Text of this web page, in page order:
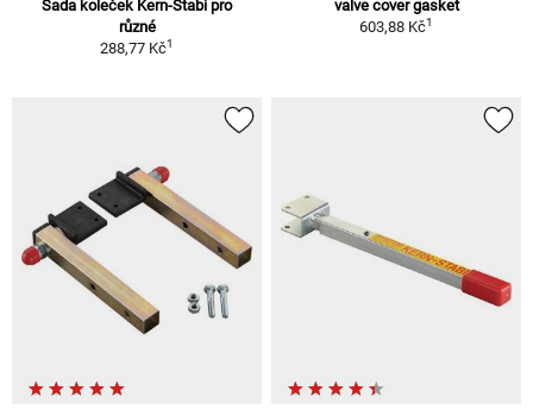
Sada koleček Kern-Stabi pro
různé
288,77 Kč1
valve cover gasket
603,88 Kč1